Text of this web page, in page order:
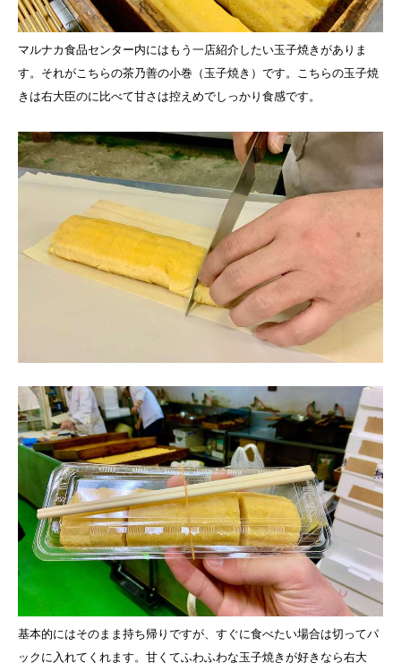
マルナカ食品センター内にはもう一店紹介したい玉子焼きがありま
す。それがこちらの茶乃善の小巻（玉子焼き）です。こちらの玉子焼
きは右大臣のに比べて甘さは控えめでしっかり食感です。
基本的にはそのまま持ち帰りですが、すぐに食べたい場合は切ってパ
ックに入れてくれます。甘くてふわふわな玉子焼きが好きなら右大